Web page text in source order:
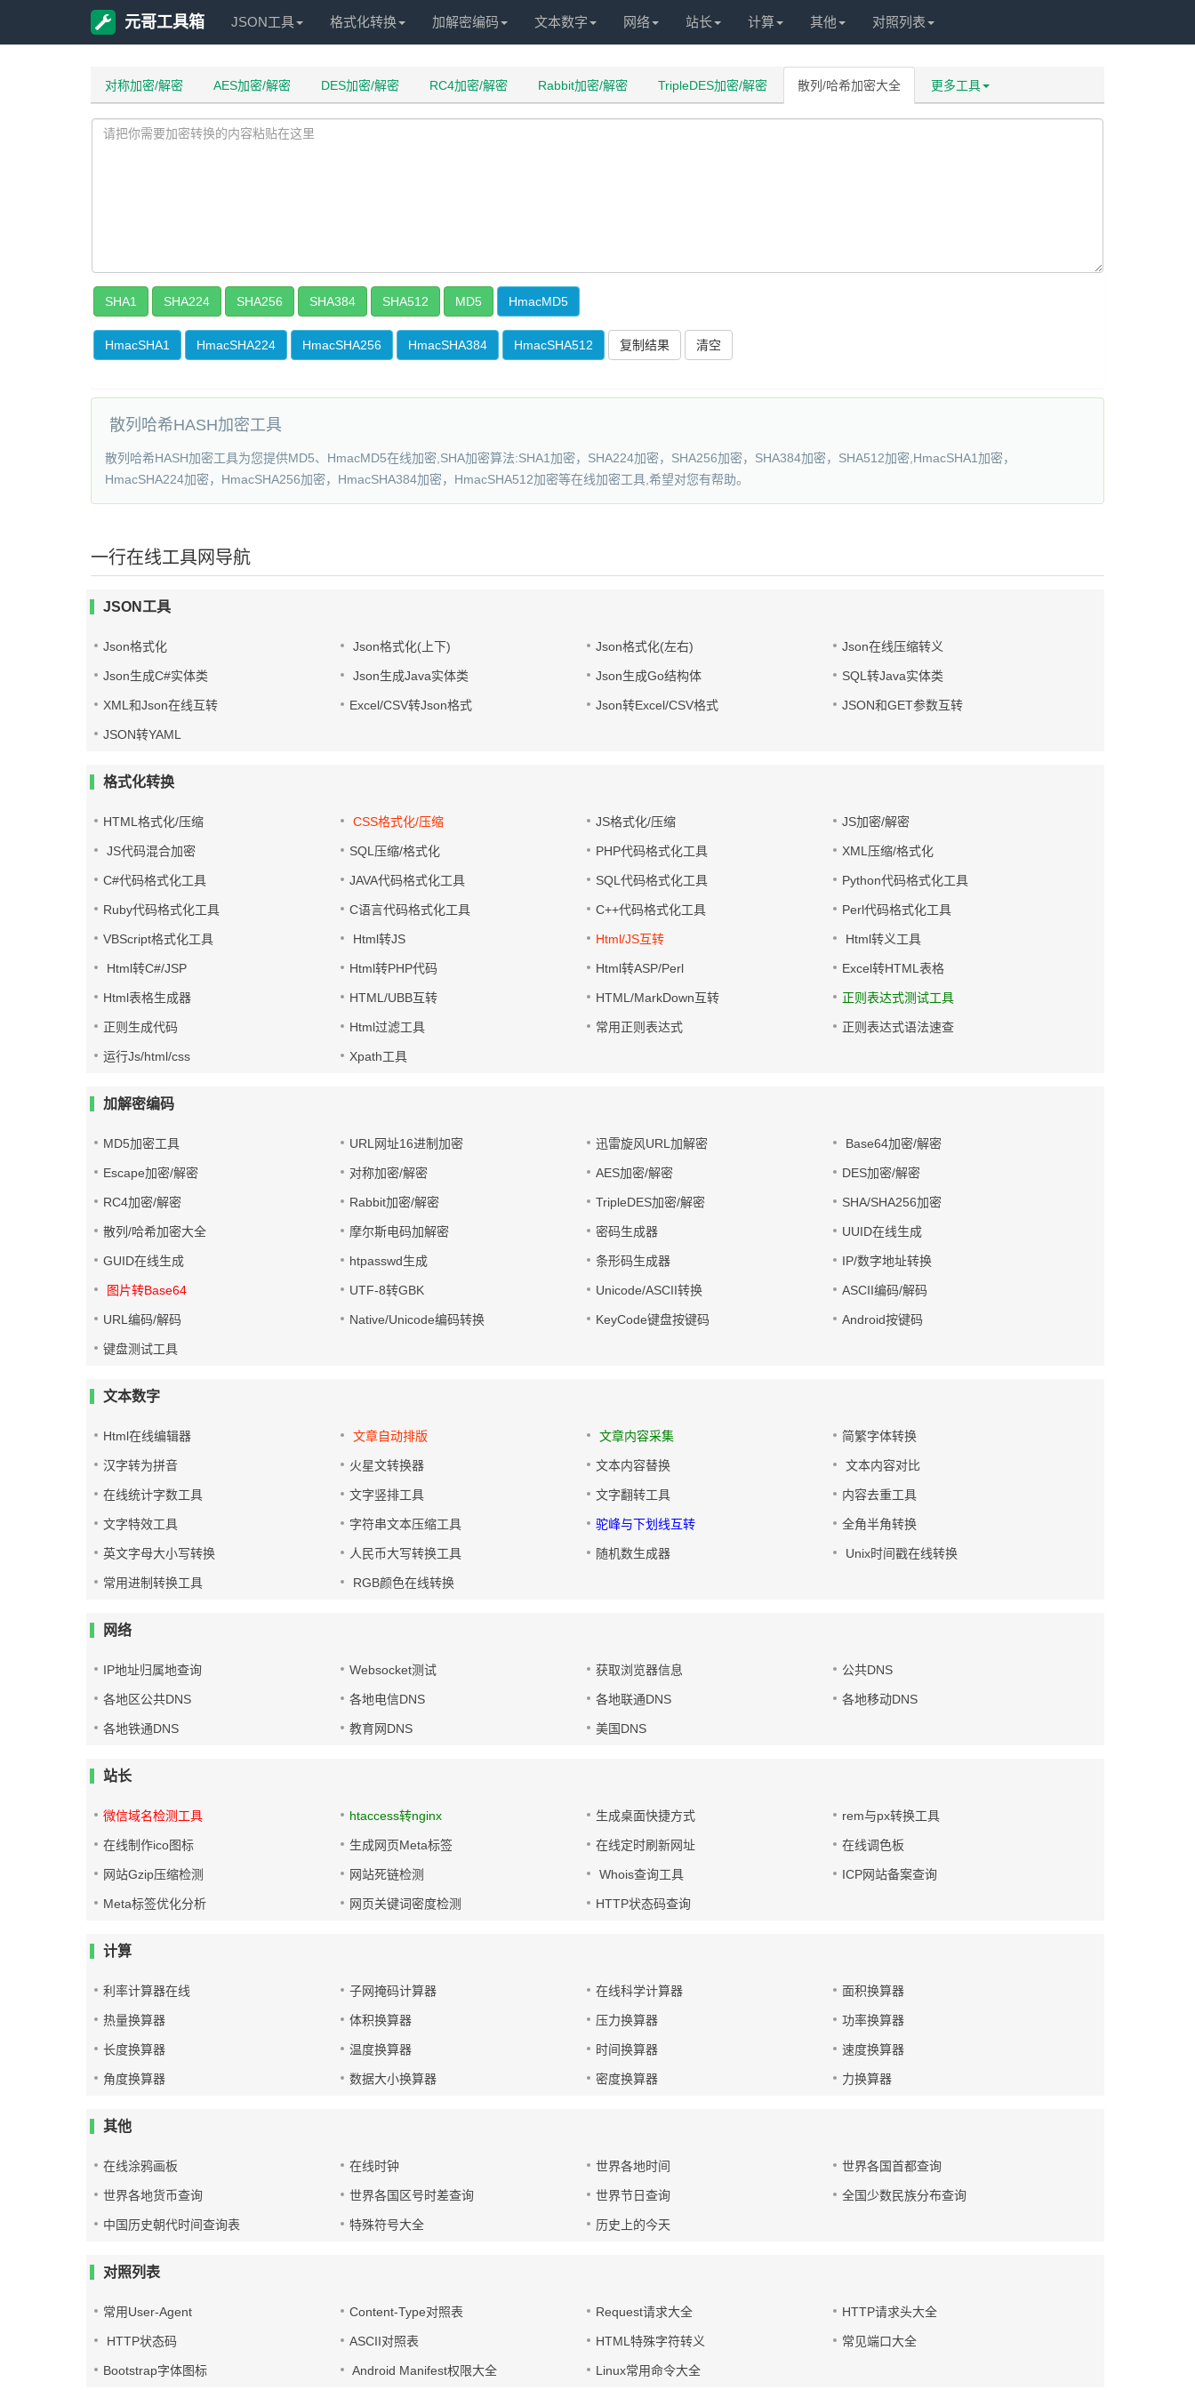
元哥工具箱 JSON工具 格式化转换 加解密编码 文本数字 网络 站长 计算 其他 对照列表
对称加密/解密 AES加密/解密 DES加密/解密 RC4加密/解密 Rabbit加密/解密 TripleDES加密/解密 散列/哈希加密大全 更多工具
SHA1 SHA224 SHA256 SHA384 SHA512 MD5 HmacMD5
HmacSHA1 HmacSHA224 HmacSHA256 HmacSHA384 HmacSHA512 复制结果
散列哈希HASH加密工具
散列哈希HASH加密工具为您提供MD5、HmacMD5在线加密,SHA加密算法:SHA1加密，SHA224加密，SHA256加密，SHA384加密，SHA512加密,HmacSHA1加密，
HmacSHA224加密，HmacSHA256加密，HmacSHA384加密，HmacSHA512加密等在线加密工具,希望对您有帮助。
一行在线工具网导航
JSON工具
Json格式化 Json格式化(上下) Json格式化(左右) Json在线压缩转义
Json生成C#实体类 Json生成Java实体类 Json生成Go结构体 SQL转Java实体类
XML和Json在线互转 Excel/CSV转Json格式 Json转Excel/CSV格式 JSON和GET参数互转
JSON转YAML
格式化转换
HTML格式化/压缩 CSS格式化/压缩 JS格式化/压缩 JS加密/解密
JS代码混合加密 SQL压缩/格式化 PHP代码格式化工具 XML压缩/格式化
C#代码格式化工具 JAVA代码格式化工具 SQL代码格式化工具 Python代码格式化工具
Ruby代码格式化工具 C语言代码格式化工具 C++代码格式化工具 Perl代码格式化工具
VBScript格式化工具 Html转JS Html/JS互转 Html转义工具
Html转C#/JSP Html转PHP代码 Html转ASP/Perl Excel转HTML表格
Html表格生成器 HTML/UBB互转 HTML/MarkDown互转 正则表达式测试工具
正则生成代码 Html过滤工具 常用正则表达式 正则表达式语法速查
运行Js/html/css Xpath工具
加解密编码
MD5加密工具 URL网址16进制加密 迅雷旋风URL加解密 Base64加密/解密
Escape加密/解密 对称加密/解密 AES加密/解密 DES加密/解密
RC4加密/解密 Rabbit加密/解密 TripleDES加密/解密 SHA/SHA256加密
散列/哈希加密大全 摩尔斯电码加解密 密码生成器 UUID在线生成
GUID在线生成 htpasswd生成 条形码生成器 IP/数字地址转换
图片转Base64 UTF-8转GBK Unicode/ASCII转换 ASCII编码/解码
URL编码/解码 Native/Unicode编码转换 KeyCode键盘按键码 Android按键码
键盘测试工具
文本数字
Html在线编辑器 文章自动排版 文章内容采集 简繁字体转换
汉字转为拼音 火星文转换器 文本内容替换 文本内容对比
在线统计字数工具 文字竖排工具 文字翻转工具 内容去重工具
文字特效工具 字符串文本压缩工具 驼峰与下划线互转 全角半角转换
英文字母大小写转换 人民币大写转换工具 随机数生成器 Unix时间戳在线转换
常用进制转换工具 RGB颜色在线转换
网络
IP地址归属地查询 Websocket测试 获取浏览器信息 公共DNS
各地区公共DNS 各地电信DNS 各地联通DNS 各地移动DNS
各地铁通DNS 教育网DNS 美国DNS
站长
微信域名检测工具 htaccess转nginx 生成桌面快捷方式 rem与px转换工具
在线制作ico图标 生成网页Meta标签 在线定时刷新网址 在线调色板
网站Gzip压缩检测 网站死链检测 Whois查询工具 ICP网站备案查询
Meta标签优化分析 网页关键词密度检测 HTTP状态码查询
计算
利率计算器在线 子网掩码计算器 在线科学计算器 面积换算器
热量换算器 体积换算器 压力换算器 功率换算器
长度换算器 温度换算器 时间换算器 速度换算器
角度换算器 数据大小换算器 密度换算器 力换算器
其他
在线涂鸦画板 在线时钟 世界各地时间 世界各国首都查询
世界各地货币查询 世界各国区号时差查询 世界节日查询 全国少数民族分布查询
中国历史朝代时间查询表 特殊符号大全 历史上的今天
对照列表
常用User-Agent Content-Type对照表 Request请求大全 HTTP请求头大全
HTTP状态码 ASCII对照表 HTML特殊字符转义 常见端口大全
Bootstrap字体图标 Android Manifest权限大全 Linux常用命令大全